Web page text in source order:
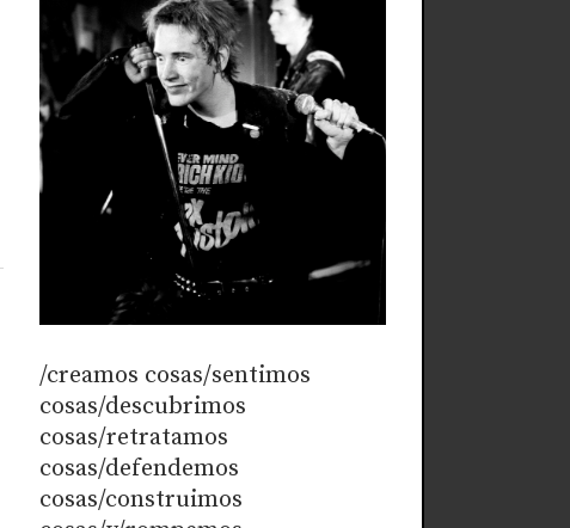
/creamos cosas/sentimos
cosas/descubrimos
cosas/retratamos
cosas/defendemos
cosas/construimos